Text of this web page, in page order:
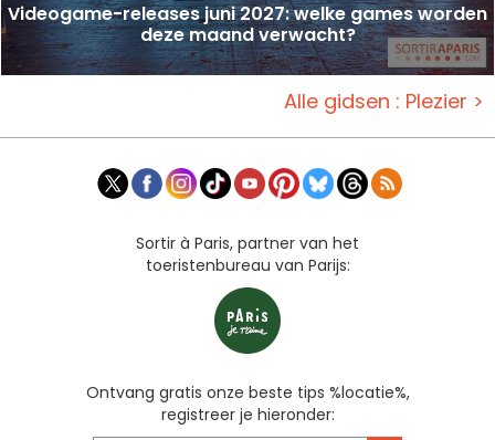
Videogame-releases juni 2027: welke games worden
deze maand verwacht?
Alle gidsen : Plezier >
Sortir à Paris, partner van het
toeristenbureau van Parijs:
Ontvang gratis onze beste tips %locatie%,
registreer je hieronder: